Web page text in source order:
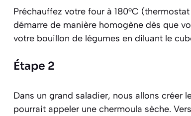
Préchauffez votre four à 180°C
démarre de manière homogène dès que
votre bouillon de légumes en diluant le
Étape 2
Dans un grand saladier, nous allons créer
pourrait appeler une chermoula sèche.